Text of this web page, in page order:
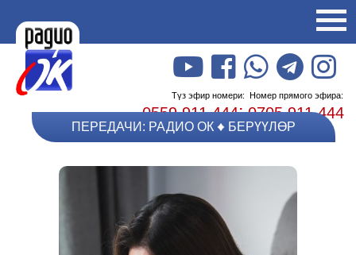
Түз эфир номери: Номер прямого эфира:
0559 911 444;0705 911 444
ПЕРЕДАЧИ: РАДИО ОК БЕРҮҮЛӨР